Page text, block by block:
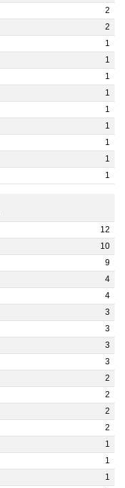
2
2
1
1
1
1
1
1
1
1
1
12
10
9
4
4
3
3
3
3
2
2
2
2
1
1
1